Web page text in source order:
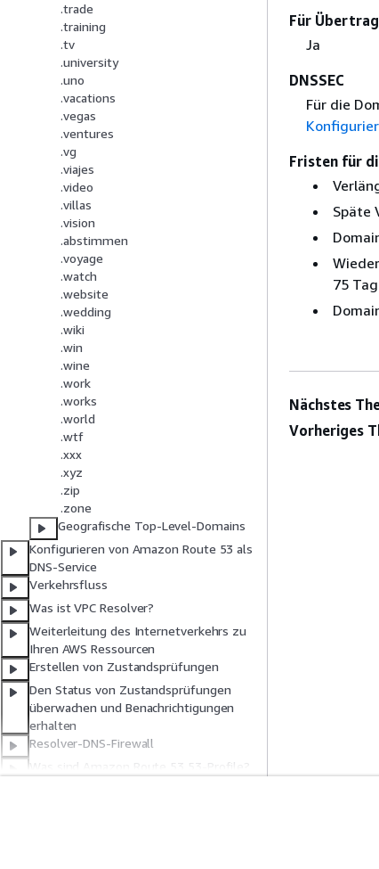
.trade
.training
.tv
.university
.uno
.vacations
.vegas
.ventures
.vg
.viajes
.video
.villas
.vision
.abstimmen
.voyage
.watch
.website
.wedding
.wiki
.win
.wine
.work
.works
.world
.wtf
.xxx
.xyz
.zip
.zone
Geografische Top-Level-Domains
Konfigurieren von Amazon Route 53 als
DNS-Service
Verkehrsfluss
Was ist VPC Resolver?
Weiterleitung des Internetverkehrs zu
Ihren AWS Ressourcen
Erstellen von Zustandsprüfungen
Den Status von Zustandsprüfungen
überwachen und Benachrichtigungen
erhalten
Resolver-DNS-Firewall
Was sind Amazon Route 53 53-Profile?
Für
Ja
DNSSEC
Für die
Fristen für
Späte
75
Nächstes
Vorheriges